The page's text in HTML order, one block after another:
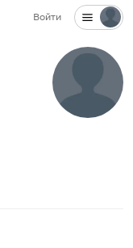
Войти